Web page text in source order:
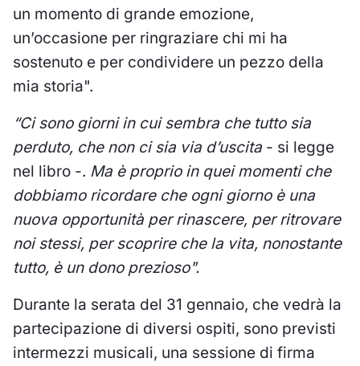
un momento di grande emozione,
un’occasione per ringraziare chi mi ha
sostenuto e per condividere un pezzo della
mia storia".
“Ci sono giorni in cui sembra che tutto sia
perduto, che non ci sia via d’uscita - si legge
nel libro -. Ma è proprio in quei momenti che
dobbiamo ricordare che ogni giorno è una
nuova opportunità per rinascere, per ritrovare
noi stessi, per scoprire che la vita, nonostante
tutto, è un dono prezioso".
Durante la serata del 31 gennaio, che vedrà la
partecipazione di diversi ospiti, sono previsti
intermezzi musicali, una sessione di firma